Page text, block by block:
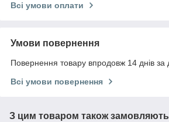
Всі умови оплати
Умови повернення
Повернення товару впродовж 14 днів за
Всі умови повернення
З цим товаром також замовляють